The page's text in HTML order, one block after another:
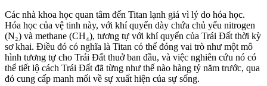
Các nhà khoa học quan tâm đến Titan lạnh giá vì lý do hóa học.
Hóa học của vệ tinh này, với khí quyển dày chứa chủ yếu nitrogen
(N₂) và methane (CH₄), tương tự với khí quyển của Trái Đất thời kỳ
sơ khai. Điều đó có nghĩa là Titan có thể đóng vai trò như một mô
hình tương tự cho Trái Đất thuở ban đầu, và việc nghiên cứu nó có
thể tiết lộ cách Trái Đất đã từng như thế nào hàng tỷ năm trước, qua
đó cung cấp manh mối về sự xuất hiện của sự sống.